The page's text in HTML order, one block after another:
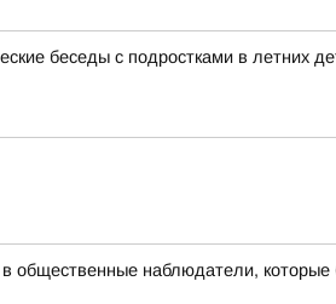
беседы с подростками в летних
общественные наблюдатели,